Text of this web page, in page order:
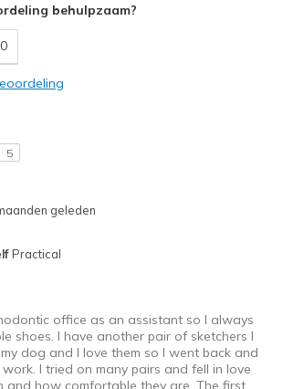
Shoes are for Wearing
behulpzaam?
0
5
geleden
Practical
office as an assistant so I always
shoes. I have another pair of sketchers I
dog and I love them so I went back and
I tried on many pairs and fell in love
and how comfortable they are. The first